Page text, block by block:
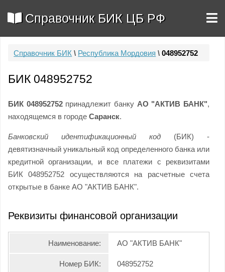
Справочник БИК ЦБ РФ
Справочник БИК \ Республика Мордовия \ 048952752
БИК 048952752
БИК 048952752принадлежит банку АО "АКТИВ БАНК",
находящемся в городе Саранск.
Банковский идентификационный код (БИК) -
девятизначный уникальный код определенного банка или
кредитной организации, и все платежи с реквизитами
БИК 048952752 осуществляются на расчетные счета
открытые в банке АО "АКТИВ БАНК".
Реквизиты финансовой организации
Наименование: АО "АКТИВ БАНК"
Номер БИК: 048952752